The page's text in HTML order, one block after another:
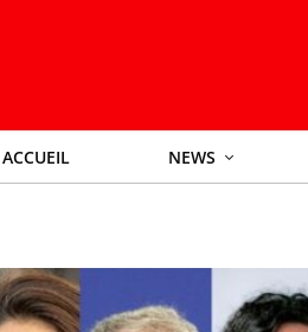
ACCUEIL NEWS